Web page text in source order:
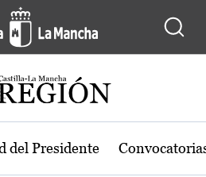
de Castilla-La
del Presidente